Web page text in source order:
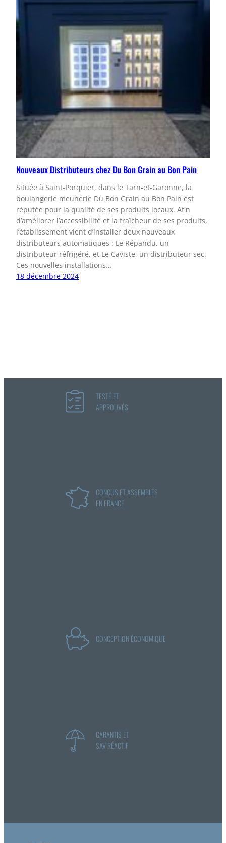
Nouveaux Distributeurs chez Du Bon Grain au Bon Pain
Située à Saint-Porquier, dans le Tarn-et-Garonne, la
boulangerie meunerie Du Bon Grain au Bon Pain est
réputée pour la qualité de ses produits locaux. Afin
d’améliorer l’accessibilité et la fraîcheur de ses produits,
l’établissement vient d’installer deux nouveaux
distributeurs automatiques : Le Répandu, un
distributeur réfrigéré, et Le Caviste, un distributeur sec.
Ces nouvelles installations…
18 décembre 2024
TESTÉ ET
APPROUVÉS
CONÇUS ET ASSEMBLÉS
EN FRANCE
CONCEPTION ÉCONOMIQUE
GARANTIS ET
SAV RÉACTIF